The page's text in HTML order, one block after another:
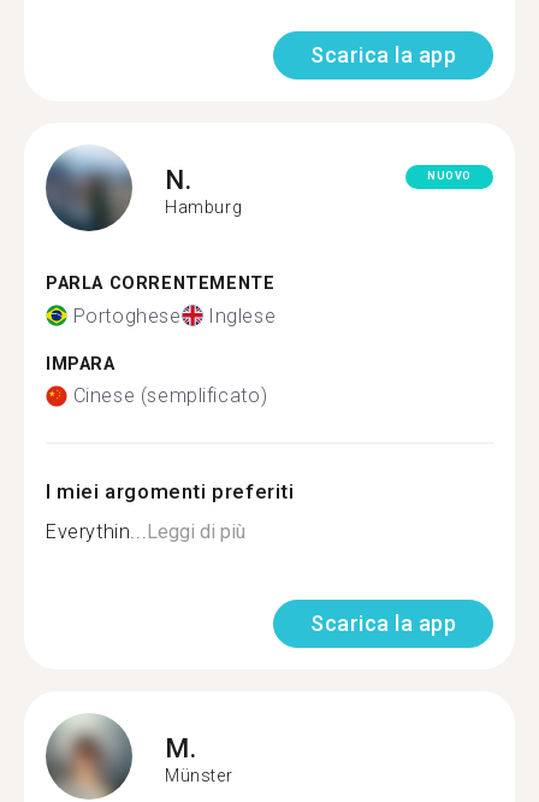
Scarica la app
N.
Hamburg
NUOVO
PARLA CORRENTEMENTE
Portoghese Inglese
IMPARA
Cinese (semplificato)
I miei argomenti preferiti
Everythin...Leggi di più
Scarica la app
M.
Münster